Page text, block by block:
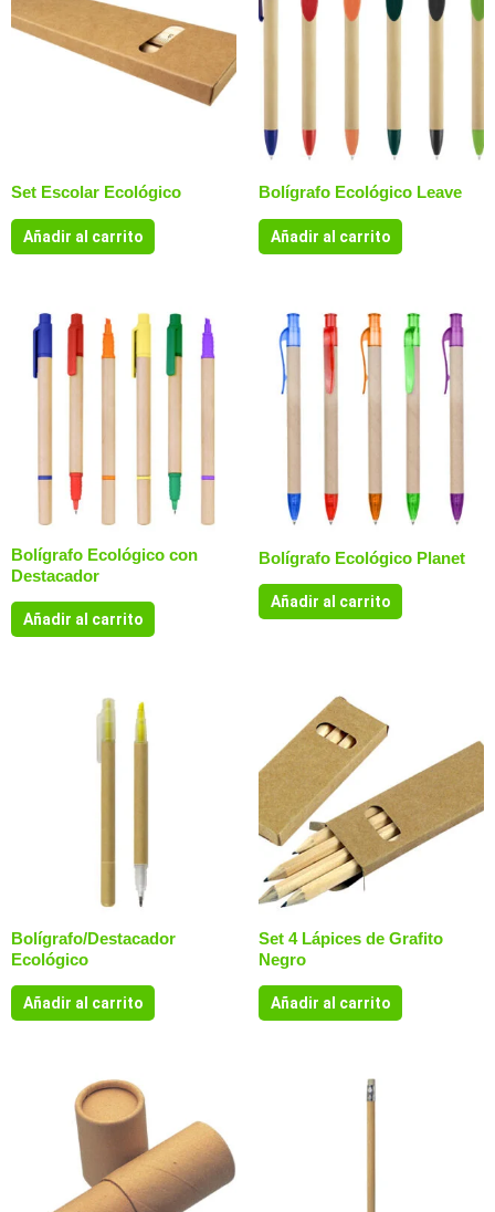
Set Escolar Ecológico
Añadir al carrito
Bolígrafo Ecológico Leave
Añadir al carrito
Bolígrafo Ecológico con
Destacador
Añadir al carrito
Bolígrafo Ecológico Planet
Añadir al carrito
Bolígrafo/Destacador
Ecológico
Añadir al carrito
Set 4 Lápices de Grafito
Negro
Añadir al carrito